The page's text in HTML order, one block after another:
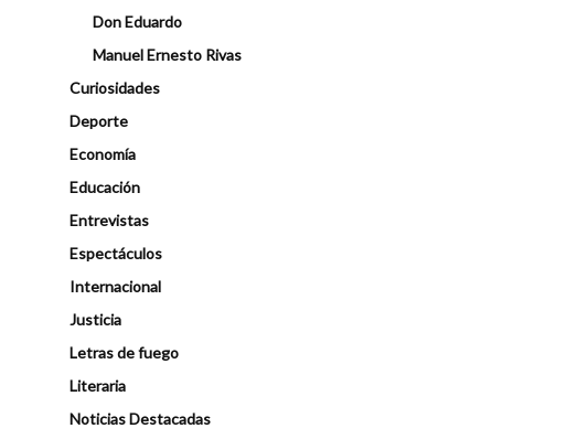
Don Eduardo
Manuel Ernesto Rivas
Curiosidades
Deporte
Economía
Educación
Entrevistas
Espectáculos
Internacional
Justicia
Letras de fuego
Literaria
Noticias Destacadas